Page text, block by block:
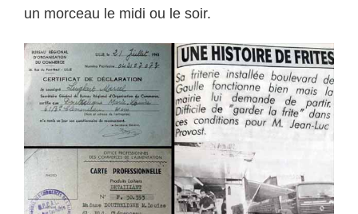
un morceau le midi ou le soir.